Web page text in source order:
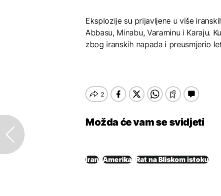
Eksplozije su prijavljene u više
Abbasu, Minabu, Varaminu i Karaju.
zbog iranskih napada i preusmjerio
Možda će vam se svidjeti
Iran Amerika Rat na Bliskom istoku